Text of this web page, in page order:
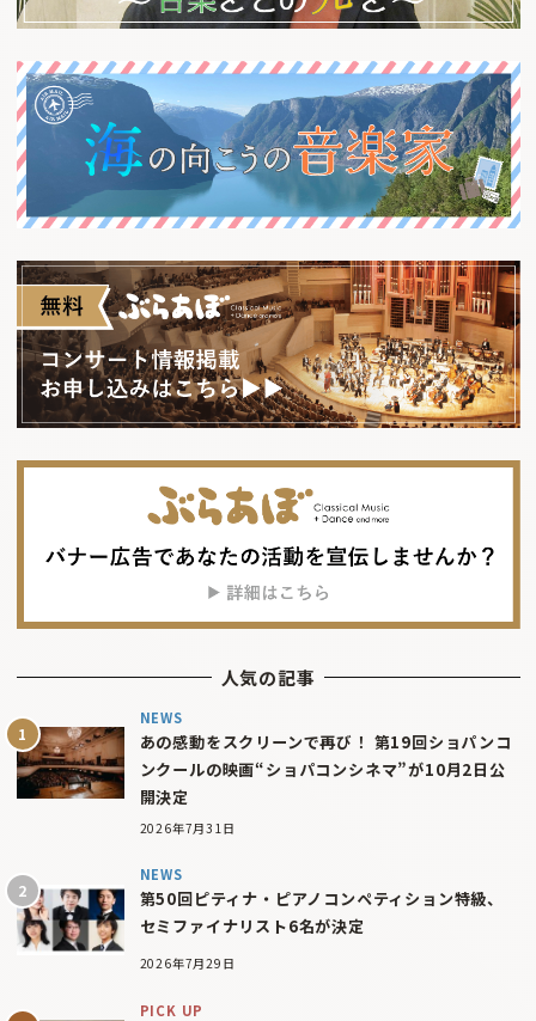
人気の記事
NEWS
あの感動をスクリーンで再び！ 第19回ショパンコ
ンクールの映画“ショパコンシネマ”が10月2日公
開決定
2026年7月31日
NEWS
第50回ピティナ・ピアノコンペティション特級、
セミファイナリスト6名が決定
2026年7月29日
PICK UP